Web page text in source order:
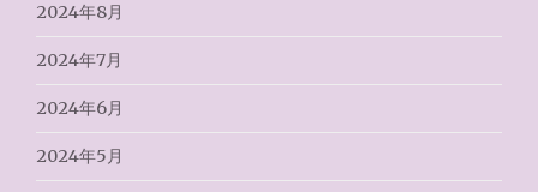
2024年8月
2024年7月
2024年6月
2024年5月